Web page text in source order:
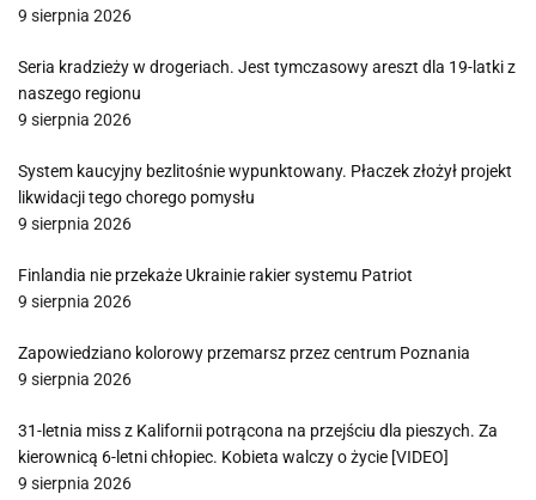
9 sierpnia 2026
Seria kradzieży w drogeriach. Jest tymczasowy areszt dla 19-latki z
naszego regionu
9 sierpnia 2026
System kaucyjny bezlitośnie wypunktowany. Płaczek złożył projekt
likwidacji tego chorego pomysłu
9 sierpnia 2026
Finlandia nie przekaże Ukrainie rakier systemu Patriot
9 sierpnia 2026
Zapowiedziano kolorowy przemarsz przez centrum Poznania
9 sierpnia 2026
31-letnia miss z Kalifornii potrącona na przejściu dla pieszych. Za
kierownicą 6-letni chłopiec. Kobieta walczy o życie [VIDEO]
9 sierpnia 2026